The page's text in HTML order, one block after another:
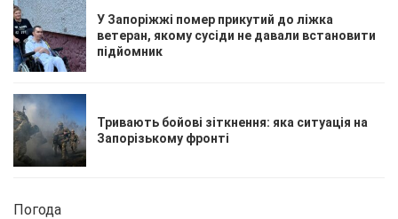
У Запоріжжі помер прикутий до ліжка
ветеран, якому сусіди не давали встановити
підйомник
Тривають бойові зіткнення: яка ситуація на
Запорізькому фронті
Погода